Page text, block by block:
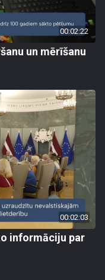
00:02:22
un mērīšanu
00:02:03
informāciju par